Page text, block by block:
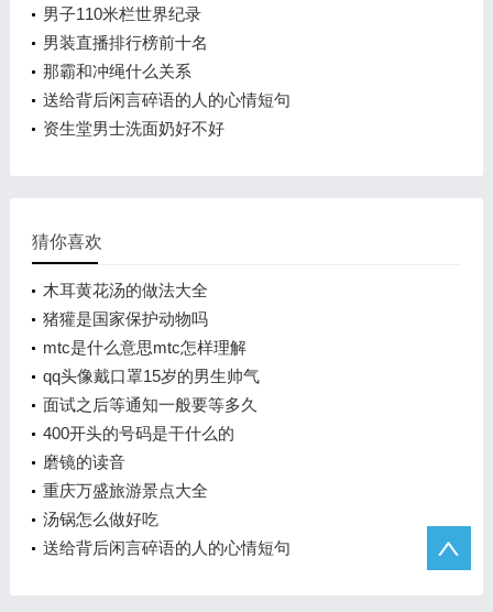
男子110米栏世界纪录
男装直播排行榜前十名
那霸和冲绳什么关系
送给背后闲言碎语的人的心情短句
资生堂男士洗面奶好不好
猜你喜欢
木耳黄花汤的做法大全
猪獾是国家保护动物吗
mtc是什么意思mtc怎样理解
qq头像戴口罩15岁的男生帅气
面试之后等通知一般要等多久
400开头的号码是干什么的
磨镜的读音
重庆万盛旅游景点大全
汤锅怎么做好吃
送给背后闲言碎语的人的心情短句